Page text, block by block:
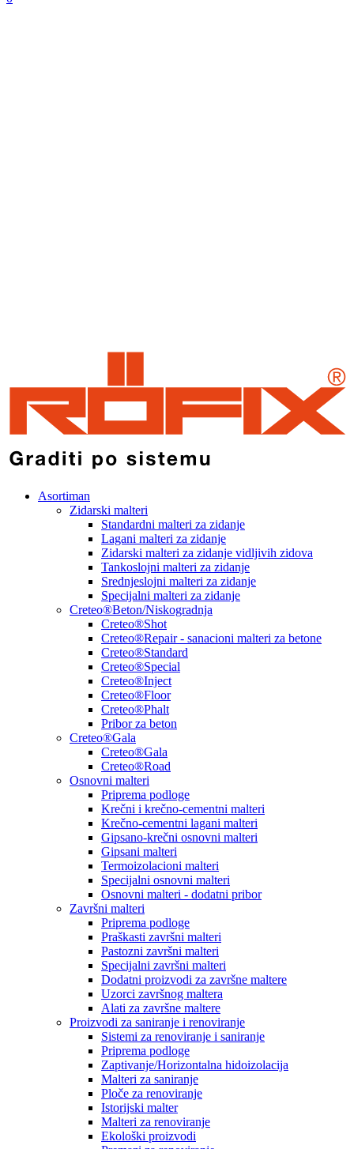
Asortiman
Zidarski malteri
Standardni malteri za zidanje
Lagani malteri za zidanje
Zidarski malteri za zidanje vidljivih zidova
Tankoslojni malteri za zidanje
Srednjeslojni malteri za zidanje
Specijalni malteri za zidanje
Creteo®Beton/Niskogradnja
Creteo®Shot
Creteo®Repair - sanacioni malteri za betone
Creteo®Standard
Creteo®Special
Creteo®Inject
Creteo®Floor
Creteo®Phalt
Pribor za beton
Creteo®Gala
Creteo®Gala
Creteo®Road
Osnovni malteri
Priprema podloge
Krečni i krečno-cementni malteri
Krečno-cementni lagani malteri
Gipsano-krečni osnovni malteri
Gipsani malteri
Termoizolacioni malteri
Specijalni osnovni malteri
Osnovni malteri - dodatni pribor
Završni malteri
Priprema podloge
Praškasti završni malteri
Pastozni završni malteri
Specijalni završni malteri
Dodatni proizvodi za završne maltere
Uzorci završnog maltera
Alati za završne maltere
Proizvodi za saniranje i renoviranje
Sistemi za renoviranje i saniranje
Priprema podloge
Zaptivanje/Horizontalna hidoizolacija
Malteri za saniranje
Ploče za renoviranje
Istorijski malter
Malteri za renoviranje
Ekološki proizvodi